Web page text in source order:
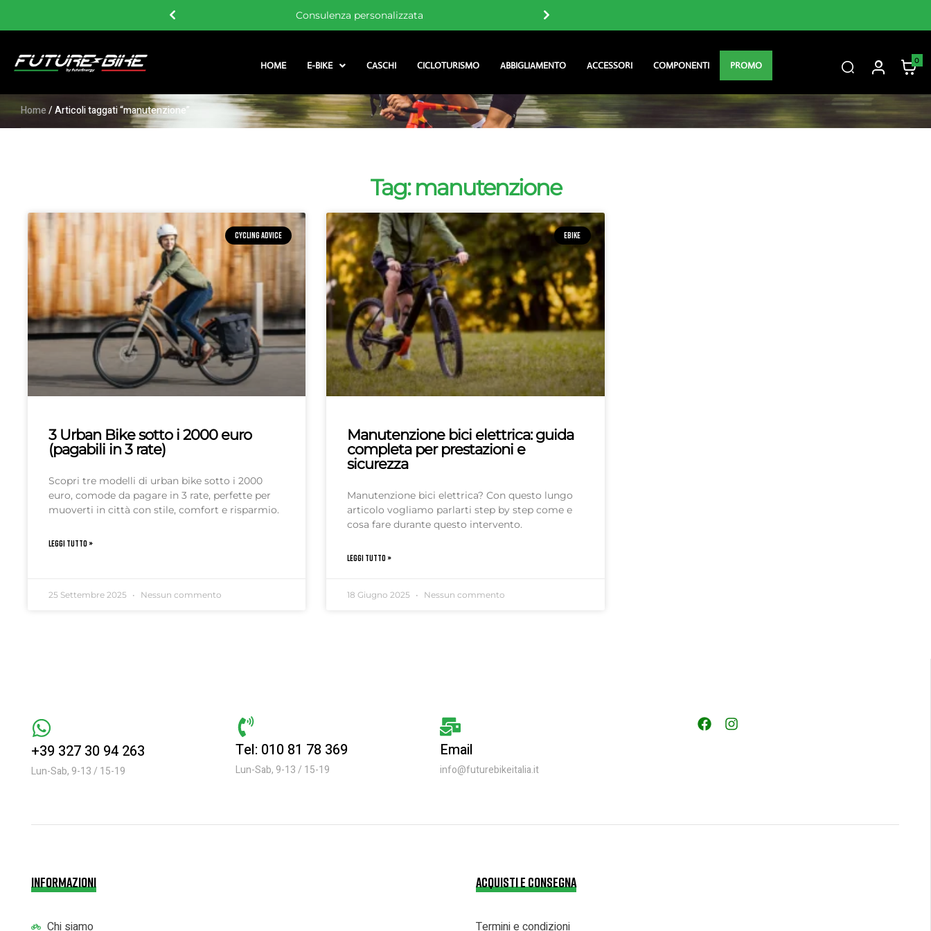
Consulenza personalizzata
HOME E-BIKE CASCHI CICLOTURISMO ABBIGLIAMENTO ACCESSORI COMPONENTI PROMO 0
Home/ Articoli taggati “manutenzione”
Tag: manutenzione
CYCLING ADVICE
3 Urban Bike sotto i 2000 euro
(pagabili in 3 rate)
Scopri tre modelli di urban bike sotto i 2000
euro, comode da pagare in 3 rate, perfette per
muoverti in città con stile, comfort e risparmio.
LEGGI TUTTO »
25 Settembre 2025 Nessun commento
EBIKE
Manutenzione bici elettrica: guida
completa per prestazioni e
sicurezza
Manutenzione bici elettrica? Con questo lungo
articolo vogliamo parlarti step by step come e
cosa fare durante questo intervento.
LEGGI TUTTO »
18 Giugno 2025 Nessun commento
+39 327 30 94 263
Lun-Sab, 9-13 / 15-19
Tel: 010 81 78 369
Lun-Sab, 9-13 / 15-19
Email
info@futurebikeitalia.it
INFORMAZIONI
Chi siamo
ACQUISTI E CONSEGNA
Termini e condizioni